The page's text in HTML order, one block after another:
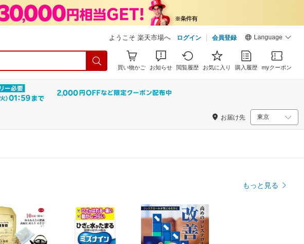
ようこそ 楽天市場へ ログイン 会員登録 Language
買い物かご お知らせ 閲覧履歴 お気に入り 購入履歴 myクーポン
お届け先
もっと見る